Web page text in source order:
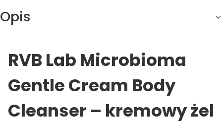
Opis
RVB Lab Microbioma
Gentle Cream Body
Cleanser – kremowy żel